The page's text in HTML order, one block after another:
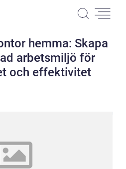
hemma: Skapa
arbetsmiljö för
och effektivitet